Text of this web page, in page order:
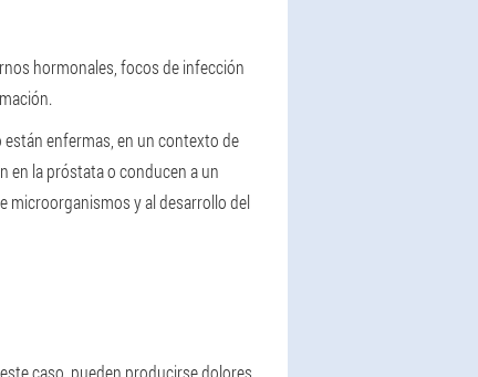
hormonales, focos de infección
enfermas, en un contexto de
en la próstata o conducen a un
microorganismos y al desarrollo del
caso, pueden producirse dolores